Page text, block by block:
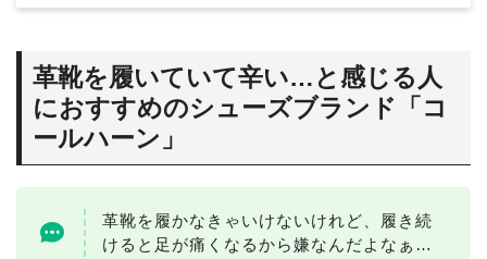
革靴を履いていて辛い…と感じる人
におすすめのシューズブランド「コ
ールハーン」
革靴を履かなきゃいけないけれど、履き続
けると足が痛くなるから嫌なんだよなぁ…